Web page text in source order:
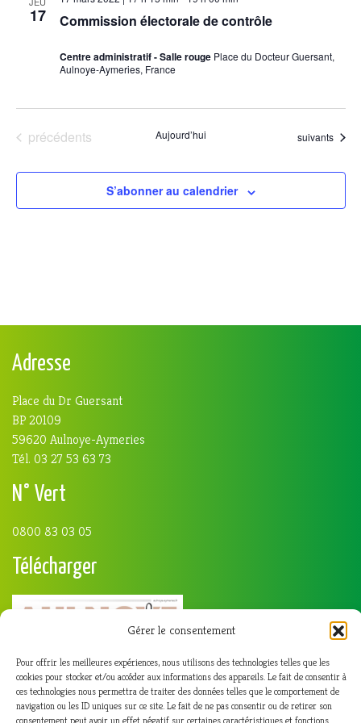
Gérer le consentement
Pour offrir les meilleures expériences, nous utilisons des technologies telles que les
cookies pour stocker et/ou accéder aux informations des appareils. Le fait de consentir à
ces technologies nous permettra de traiter des données telles que le comportement de
navigation ou les ID uniques sur ce site. Le fait de ne pas consentir ou de retirer son
consentement peut avoir un effet négatif sur certaines caractéristiques et fonctions.
17 Commission électorale de contrôle
Centre administratif - Salle rouge Place du Docteur Guersant,
Aulnoye-Aymeries, France
Évènements
précédents Aujourd’hui Évènements
suivants
S’abonner au calendrier
Adresse
Place du Dr Guersant
BP 20109
59620 Aulnoye-Aymeries
Tél. 03 27 53 63 73
N° Vert
0800 83 03 05
Télécharger